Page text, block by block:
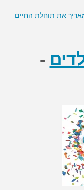
את תוחלת החיים
-